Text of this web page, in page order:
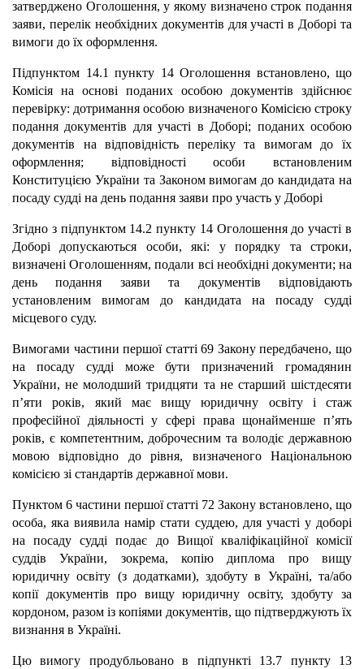
затверджено Оголошення, у якому визначено строк подання
заяви, перелік необхідних документів для участі в Доборі та
вимоги до їх оформлення.
Підпунктом 14.1 пункту 14 Оголошення встановлено, що
Комісія на основі поданих особою документів здійснює
перевірку: дотримання особою визначеного Комісією строку
подання документів для участі в Доборі; поданих особою
документів на відповідність переліку та вимогам до їх
оформлення; відповідності особи встановленим
Конституцією України та Законом вимогам до кандидата на
посаду судді на день подання заяви про участь у Доборі
Згідно з підпунктом 14.2 пункту 14 Оголошення до участі в
Доборі допускаються особи, які: у порядку та строки,
визначені Оголошенням, подали всі необхідні документи; на
день подання заяви та документів відповідають
установленим вимогам до кандидата на посаду судді
місцевого суду.
Вимогами частини першої статті 69 Закону передбачено, що
на посаду судді може бути призначений громадянин
України, не молодший тридцяти та не старший шістдесяти
п’яти років, який має вищу юридичну освіту і стаж
професійної діяльності у сфері права щонайменше п’ять
років, є компетентним, доброчесним та володіє державною
мовою відповідно до рівня, визначеного Національною
комісією зі стандартів державної мови.
Пунктом 6 частини першої статті 72 Закону встановлено, що
особа, яка виявила намір стати суддею, для участі у доборі
на посаду судді подає до Вищої кваліфікаційної комісії
суддів України, зокрема, копію диплома про вищу
юридичну освіту (з додатками), здобуту в Україні, та/або
копії документів про вищу юридичну освіту, здобуту за
кордоном, разом із копіями документів, що підтверджують їх
визнання в Україні.
Цю вимогу продубльовано в підпункті 13.7 пункту 13